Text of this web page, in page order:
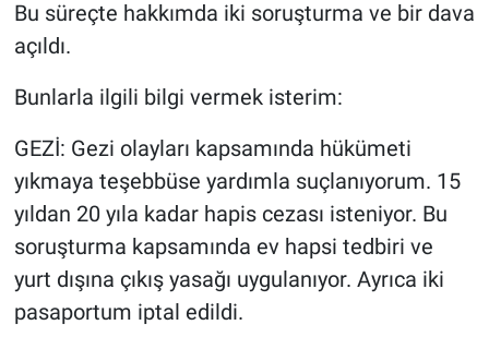
Bu süreçte hakkımda iki soruşturma ve bir dava
açıldı.
Bunlarla ilgili bilgi vermek isterim:
GEZİ: Gezi olayları kapsamında hükümeti
yıkmaya teşebbüse yardımla suçlanıyorum. 15
yıldan 20 yıla kadar hapis cezası isteniyor. Bu
soruşturma kapsamında ev hapsi tedbiri ve
yurt dışına çıkış yasağı uygulanıyor. Ayrıca iki
pasaportum iptal edildi.